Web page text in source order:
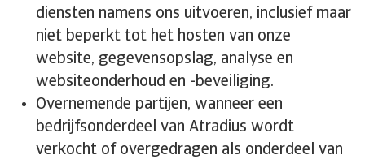
diensten namens ons uitvoeren, inclusief maar
niet beperkt tot het hosten van onze
website, gegevensopslag, analyse en
websiteonderhoud en -beveiliging.
Overnemende partijen, wanneer een
bedrijfsonderdeel van Atradius wordt
verkocht of overgedragen als onderdeel van